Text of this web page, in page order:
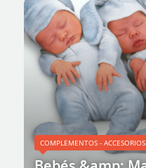
COMPLEMENTOS - ACCESORIOS